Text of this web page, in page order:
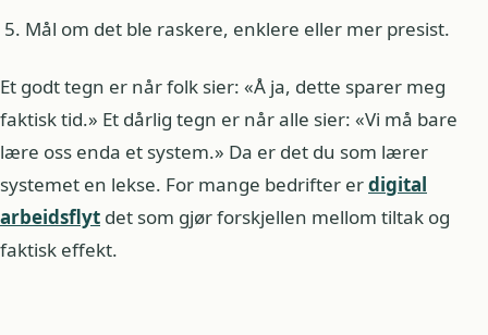
Mål om det ble raskere, enklere eller mer presist.
Et godt tegn er når folk sier: «Å ja, dette sparer meg
faktisk tid.» Et dårlig tegn er når alle sier: «Vi må bare
lære oss enda et system.» Da er det du som lærer
systemet en lekse. For mange bedrifter erdigital
arbeidsflyt det som gjør forskjellen mellom tiltak og
faktisk effekt.